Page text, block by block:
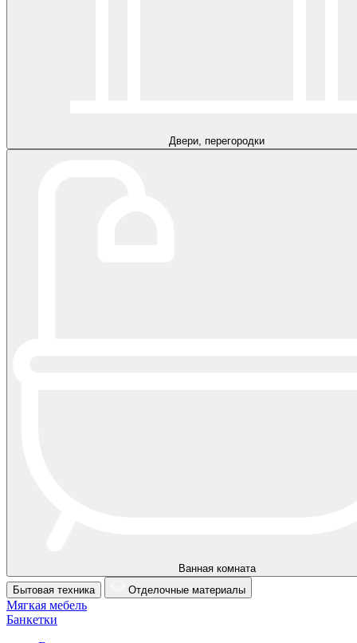
Двери, перегородки
Ванная комната
Бытовая техника
Отделочные материалы
Мягкая мебель
Банкетки